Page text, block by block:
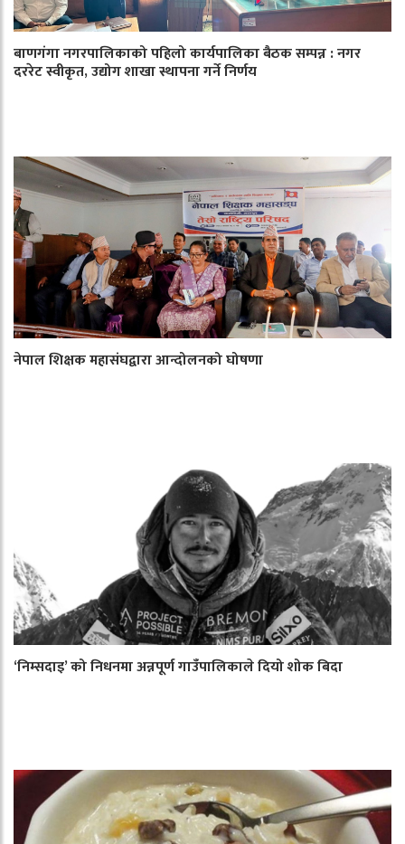
बाणगंगा नगरपालिकाको पहिलो कार्यपालिका बैठक सम्पन्न : नगर
दररेट स्वीकृत, उद्योग शाखा स्थापना गर्ने निर्णय
नेपाल शिक्षक महासंघद्वारा आन्दोलनको घोषणा
‘निम्सदाइ’ को निधनमा अन्नपूर्ण गाउँपालिकाले दियो शोक बिदा